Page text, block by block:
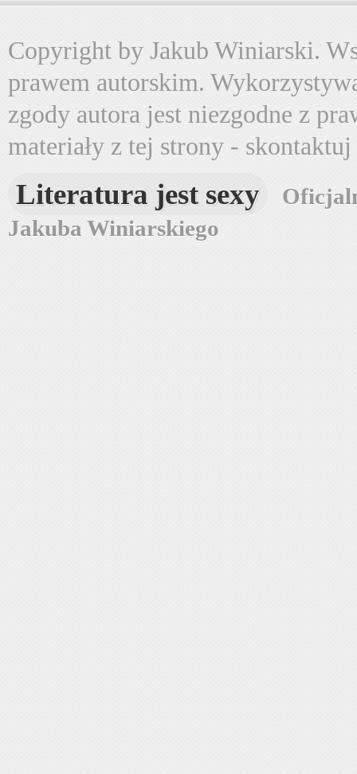
Copyright by Jakub Winiarski.
prawem autorskim.
zgody autora jest niezgodne z
materiały z tej strony -
Literatura jest sexy
Jakuba Winiarskiego